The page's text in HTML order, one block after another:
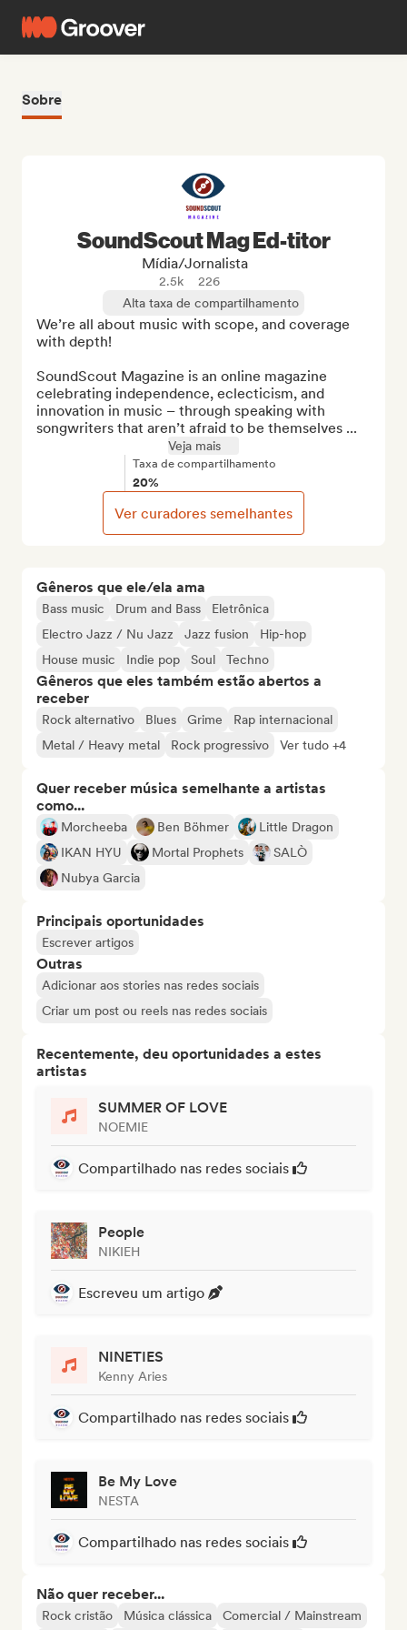
Sobre
Gêneros que ele/ela ama
Bass music Drum and Bass
Eletrônica
Electro Jazz / Nu Jazz
Jazz fusion
Hip-hop
House music
Indie pop Soul Techno
Gêneros que eles também estão abertos a
receber
Rock alternativo Blues Grime
Rap internacional
Metal / Heavy metal
Rock progressivo Ver tudo +4
Quer receber música semelhante a artistas
como...
Morcheeba Ben Böhmer
Little Dragon
IKAN HYU
Mortal Prophets
SALÒ
Nubya Garcia
Principais oportunidades
Escrever artigos
Outras
Adicionar aos stories nas redes sociais
Criar um post ou reels nas redes sociais
Recentemente, deu oportunidades a estes
artistas
SUMMER OF LOVE
NOEMIE
Compartilhado nas redes sociais
People
NIKIEH
Escreveu um artigo
NINETIES
Kenny Aries
Compartilhado nas redes sociais
Be My Love
NESTA
Compartilhado nas redes sociais
Não quer receber...
Rock cristão Música clássica Comercial / Mainstream
SoundScout Mag Ed-titor
Mídia/Jornalista
2.5k
226
Alta taxa de compartilhamento
We’re all about music with scope, and coverage
with depth!
SoundScout Magazine is an online magazine
celebrating independence, eclecticism, and
innovation in music – through speaking with
songwriters that aren’t afraid to be themselves ...
Veja mais
Taxa de compartilhamento
20%
Ver curadores semelhantes